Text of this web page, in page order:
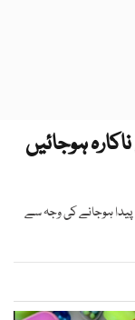
ناکارہ ہوجائیں
پیدا ہوجانے کی وجہ سے